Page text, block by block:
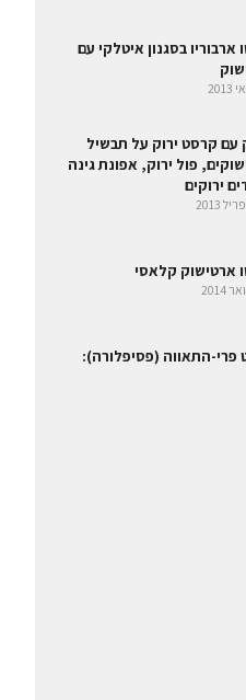
ארבוריו בסגנון איטלקי עם
עם קרסט ירוק על תבשיל
פול ירוק, אפונת גינה
ירוקים
ארטישוק קלאסי
פרי-התאווה (פסיפלורה):